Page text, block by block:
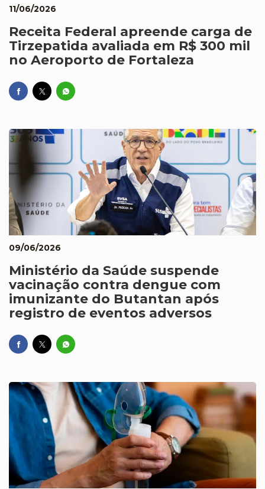
11/06/2026
Receita Federal apreende carga de
Tirzepatida avaliada em R$ 300 mil
no Aeroporto de Fortaleza
09/06/2026
Ministério da Saúde suspende
vacinação contra dengue com
imunizante do Butantan após
registro de eventos adversos